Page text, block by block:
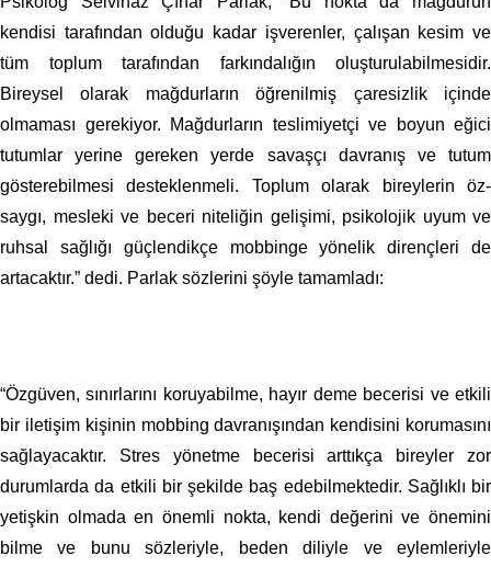
kendisi tarafından olduğu kadar işverenler, çalışan kesim ve
tüm toplum tarafından farkındalığın oluşturulabilmesidir.
Bireysel olarak mağdurların öğrenilmiş çaresizlik içinde
olmaması gerekiyor. Mağdurların teslimiyetçi ve boyun eğici
tutumlar yerine gereken yerde savaşçı davranış ve tutum
gösterebilmesi desteklenmeli. Toplum olarak bireylerin öz-
saygı, mesleki ve beceri niteliğin gelişimi, psikolojik uyum ve
ruhsal sağlığı güçlendikçe mobbinge yönelik dirençleri de
artacaktır.” dedi. Parlak sözlerini şöyle tamamladı:
“Özgüven, sınırlarını koruyabilme, hayır deme becerisi ve etkili
bir iletişim kişinin mobbing davranışından kendisini korumasını
sağlayacaktır. Stres yönetme becerisi arttıkça bireyler zor
durumlarda da etkili bir şekilde baş edebilmektedir. Sağlıklı bir
yetişkin olmada en önemli nokta, kendi değerini ve önemini
bilme ve bunu sözleriyle, beden diliyle ve eylemleriyle